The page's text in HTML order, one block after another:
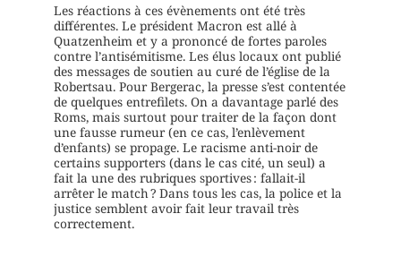
Les réactions à ces évènements ont été très
différentes. Le président Macron est allé à
Quatzenheim et y a prononcé de fortes paroles
contre l’antisémitisme. Les élus locaux ont publié
des messages de soutien au curé de l’église de la
Robertsau. Pour Bergerac, la presse s’est contentée
de quelques entrefilets. On a davantage parlé des
Roms, mais surtout pour traiter de la façon dont
une fausse rumeur (en ce cas, l’enlèvement
d’enfants) se propage. Le racisme anti-noir de
certains supporters (dans le cas cité, un seul) a
fait la une des rubriques sportives : fallait-il
arrêter le match ? Dans tous les cas, la police et la
justice semblent avoir fait leur travail très
correctement.